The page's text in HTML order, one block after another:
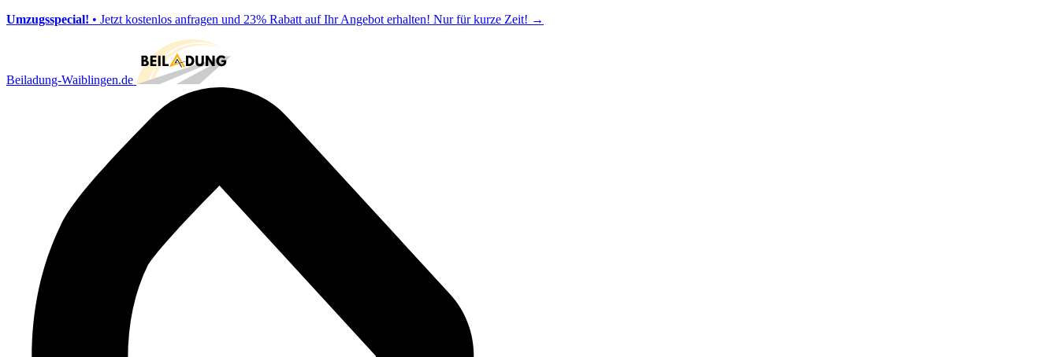
Umzugsspecial! • Jetzt kostenlos anfragen und 23% Rabatt auf Ihr Angebot erhalten! Nur für kurze Zeit! →
Beiladung-Waiblingen.de